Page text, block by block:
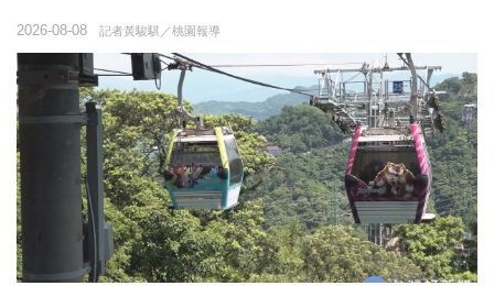
記者黃駿騏／桃園報導
2026-08-08